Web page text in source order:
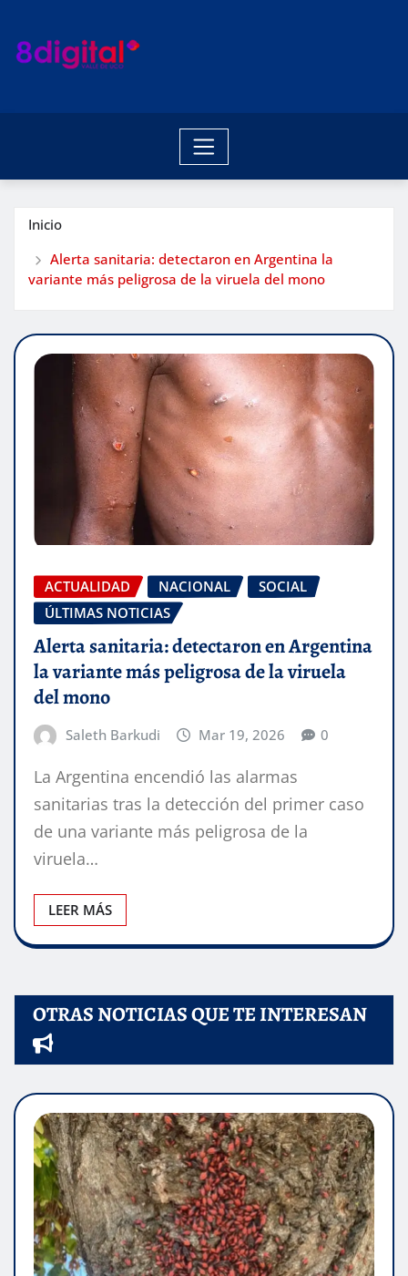
contenido
Inicio
Alerta sanitaria: detectaron en Argentina la
variante más peligrosa de la viruela del mono
ACTUALIDAD NACIONAL
SOCIAL
ÚLTIMAS NOTICIAS
Alerta sanitaria: detectaron en Argentina
la variante más peligrosa de la viruela
del mono
Saleth Barkudi Mar 19, 2026 0
La Argentina encendió las alarmas
sanitarias tras la detección del primer caso
de una variante más peligrosa de la
viruela…
LEER MÁS
OTRAS NOTICIAS QUE TE INTERESAN